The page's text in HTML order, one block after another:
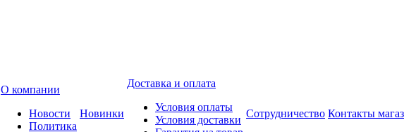
О компании
Новости
Политика
Новинки
Доставка и оплата
Условия оплаты
Условия доставки
Сотрудничество Контакты